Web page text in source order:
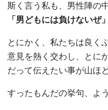
斯く言う私も、男性陣の
「男どもには負けないぜ」
とにかく、私たちは良く
意見を熱く交わし、とに
だって伝えたい事が山ほ
すったもんだの挙句、よ